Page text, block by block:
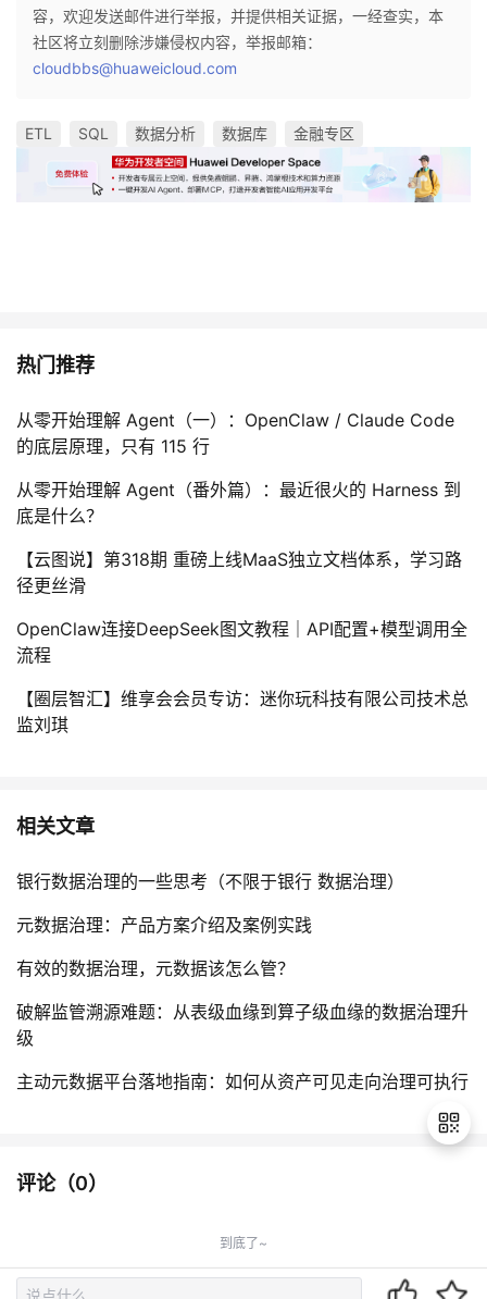
容，欢迎发送邮件进行举报，并提供相关证据，一经查实，本
社区将立刻删除涉嫌侵权内容，举报邮箱：
cloudbbs@huaweicloud.com
ETL SQL 数据分析 数据库 金融专区
热门推荐
从零开始理解 Agent（一）：OpenClaw / Claude Code
的底层原理，只有 115 行
从零开始理解 Agent（番外篇）：最近很火的 Harness 到
底是什么？
【云图说】第318期 重磅上线MaaS独立文档体系，学习路
径更丝滑
OpenClaw连接DeepSeek图文教程｜API配置+模型调用全
流程
【圈层智汇】维享会会员专访：迷你玩科技有限公司技术总
监刘琪
相关文章
银行数据治理的一些思考（不限于银行 数据治理）
元数据治理：产品方案介绍及案例实践
有效的数据治理，元数据该怎么管？
破解监管溯源难题：从表级血缘到算子级血缘的数据治理升
级
主动元数据平台落地指南：如何从资产可见走向治理可执行
评论（0）
到底了~